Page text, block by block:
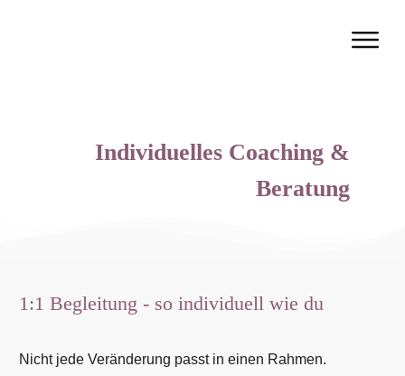
Individuelles Coaching &
Beratung
1:1 Begleitung - so individuell wie du
Nicht jede Veränderung passt in einen Rahmen.